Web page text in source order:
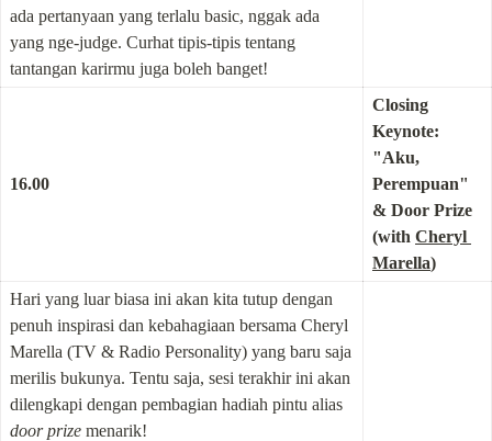
ada pertanyaan yang terlalu basic, nggak ada
yang nge-judge. Curhat tipis-tipis tentang
tantangan karirmu juga boleh banget!
16.00
Closing
Keynote:
"Aku,
Perempuan"
& Door Prize
(with Cheryl
Marella)
Hari yang luar biasa ini akan kita tutup dengan
penuh inspirasi dan kebahagiaan bersama Cheryl
Marella (TV & Radio Personality) yang baru saja
merilis bukunya. Tentu saja, sesi terakhir ini akan
door prize menarik!